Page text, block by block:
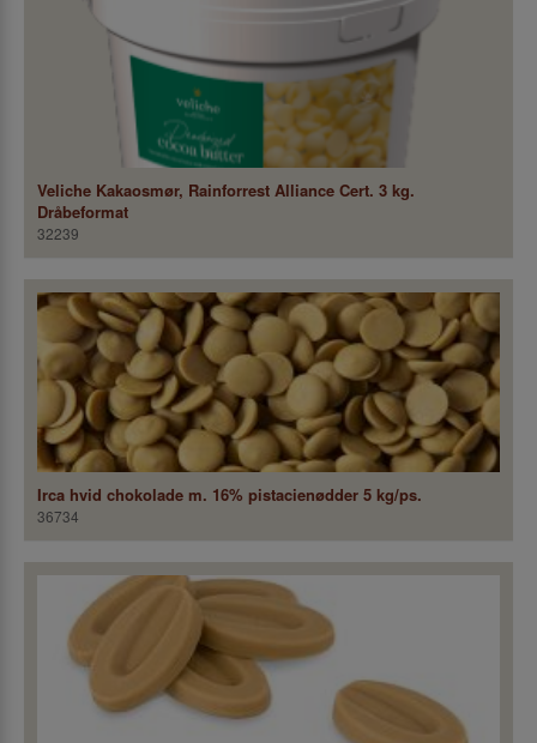
Veliche Kakaosmør, Rainforrest Alliance Cert. 3 kg.
Dråbeformat
32239
Irca hvid chokolade m. 16% pistacienødder 5 kg/ps.
36734